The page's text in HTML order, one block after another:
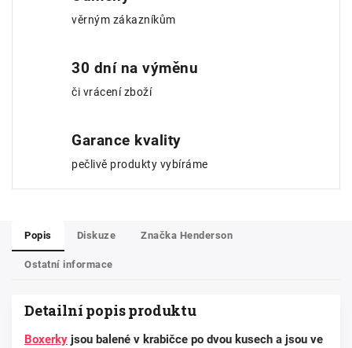
věrným zákazníkům
30 dní na výměnu
či vrácení zboží
Garance kvality
pečlivě produkty vybíráme
Popis Diskuze Značka Henderson
Ostatní informace
Detailní popis produktu
Boxerky jsou balené v krabičce po dvou kusech a jsou ve